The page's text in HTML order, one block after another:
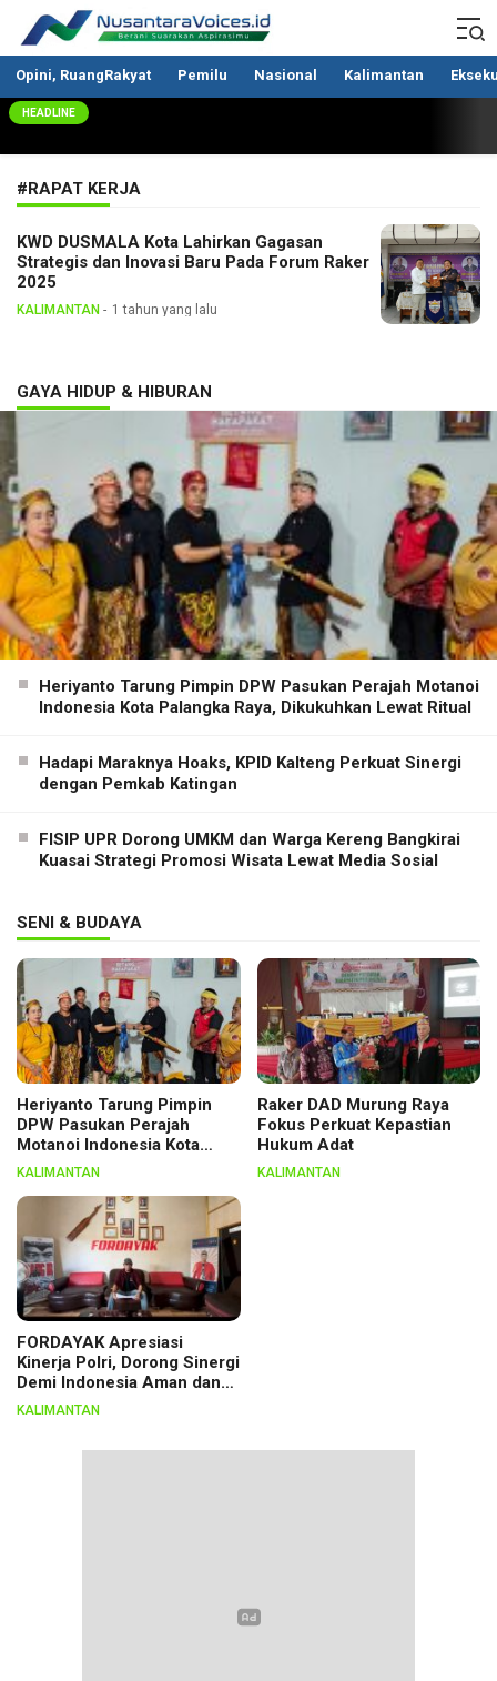
Nusantaravoices.id
Berani Suarakan Aspirasimu
Opini, RuangRakyat Pemilu Nasional Kalimantan
HEADLINE
#RAPAT KERJA
KWD DUSMALA Kota Lahirkan Gagasan
Strategis dan Inovasi Baru Pada Forum Raker
2025
KALIMANTAN 1 tahun yang lalu
GAYA HIDUP & HIBURAN
Heriyanto Tarung Pimpin DPW Pasukan Perajah Motanoi
Indonesia Kota Palangka Raya, Dikukuhkan Lewat Ritual
Hadapi Maraknya Hoaks, KPID Kalteng Perkuat Sinergi
dengan Pemkab Katingan
FISIP UPR Dorong UMKM dan Warga Kereng Bangkirai
Kuasai Strategi Promosi Wisata Lewat Media Sosial
SENI & BUDAYA
Heriyanto Tarung Pimpin
DPW Pasukan Perajah
Motanoi Indonesia Kota
Palangka Raya, Dikukuhkan
KALIMANTAN
Raker DAD Murung Raya
Fokus Perkuat Kepastian
Hukum Adat
KALIMANTAN
FORDAYAK Apresiasi
Kinerja Polri, Dorong Sinergi
Demi Indonesia Aman dan
Berkeadilan
KALIMANTAN